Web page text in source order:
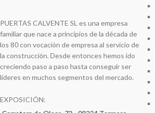
PUERTAS CALVENTE SL es una empresa
familiar que nace a principios de la década de
los 80 con vocación de empresa al servicio de
la construcción. Desde entonces hemos ido
creciendo paso a paso hasta conseguir ser
líderes en muchos segmentos del mercado.
EXPOSICIÓN: